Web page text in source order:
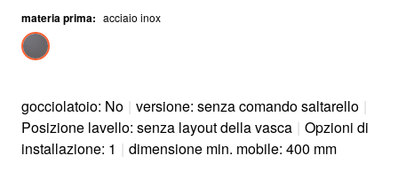
materia prima: acciaio inox
gocciolatoio: No | versione: senza comando saltarello |
Posizione lavello: senza layout della vasca | Opzioni di
installazione: 1 | dimensione min. mobile: 400 mm